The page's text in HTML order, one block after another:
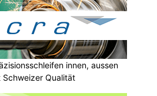
innen, aussen
Schweizer Qualität